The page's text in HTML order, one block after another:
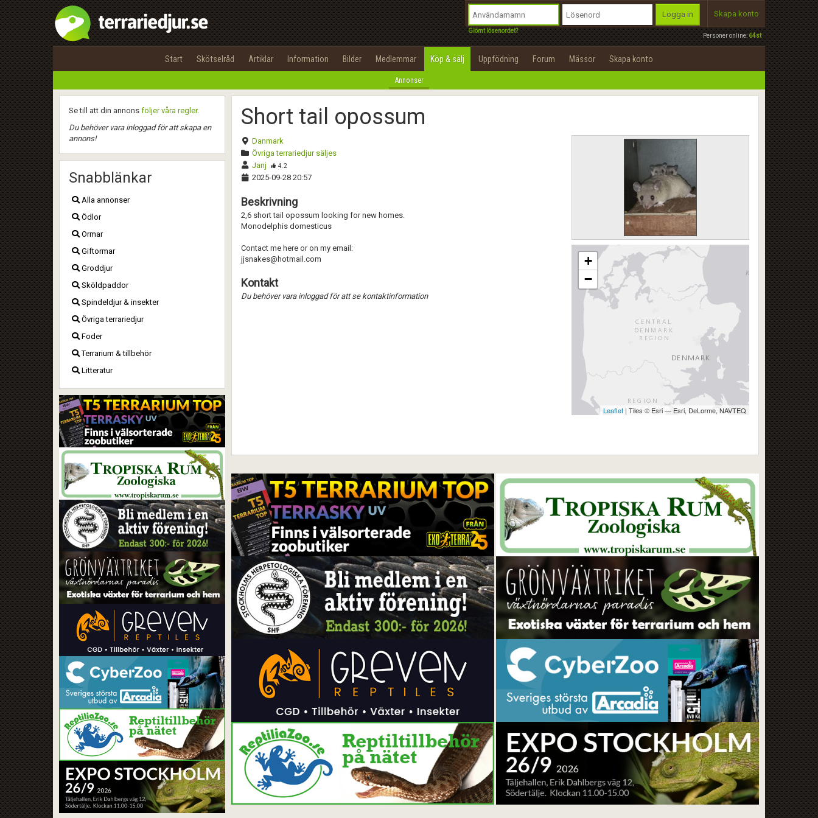
Personer online:64st
Logga in
Glömt lösenordet?
Skapa konto
Start Skötselråd Artiklar Information Bilder Medlemmar Köp & sälj Uppfödning Forum Mässor Skapa konto
Annonser
Se till att din annons följer våra regler.
Du behöver vara inloggad för att skapa en
annons!
Snabblänkar
Alla annonser
Ödlor
Ormar
Giftormar
Groddjur
Sköldpaddor
Spindeldjur & insekter
Övriga terrariedjur
Foder
Terrarium & tillbehör
Litteratur
Short tail opossum
+
−
Leaflet | Tiles © Esri — Esri, DeLorme, NAVTEQ
Danmark
Övriga terrariedjur säljes
Janj
4.2
2025-09-28 20:57
Beskrivning
2,6 short tail opossum looking for new homes.
Monodelphis domesticus
Contact me here or on my email:
jjsnakes@hotmail.com
Kontakt
Du behöver vara inloggad för att se kontaktinformation
Namn:
Beskrivning:
Förnya annons
Kan förnyas om
Alla Positiva Negativa
Spara
Utför
100%
OK
integritetspolicy
Namn:
Epost:
Lösenord:
Terms of Service
Begär nytt lösenord
Tillbaka till förstasidan